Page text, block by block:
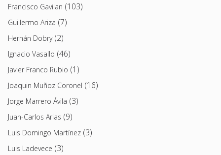
Francisco Gavilan (103)
Guillermo Ariza (7)
Hernán Dobry(2)
Ignacio Vasallo (46)
Javier Franco Rubio (1)
Joaquin Muñoz Coronel (16)
Jorge Marrero Ávila (3)
Juan-Carlos Arias (9)
Luis Domingo Martínez (3)
Luis Ladevece (3)